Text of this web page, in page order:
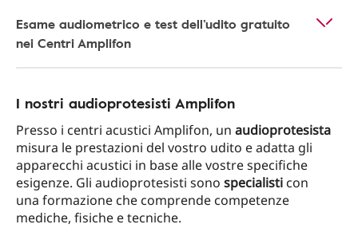
Esame audiometrico e test dell’udito gratuito
nei Centri Amplifon
I nostri audioprotesisti Amplifon
Presso i centri acustici Amplifon, un audioprotesista
misura le prestazioni del vostro udito e adatta gli
apparecchi acustici in base alle vostre specifiche
esigenze. Gli audioprotesisti sono specialisti con
una formazione che comprende competenze
mediche, fisiche e tecniche.